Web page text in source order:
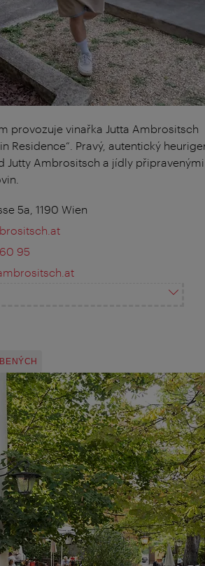
provozuje vinařka Jutta Ambrositsch
Residence“. Pravý, autentický
Jutty Ambrositsch a jídly
5a, 1190 Wien
95